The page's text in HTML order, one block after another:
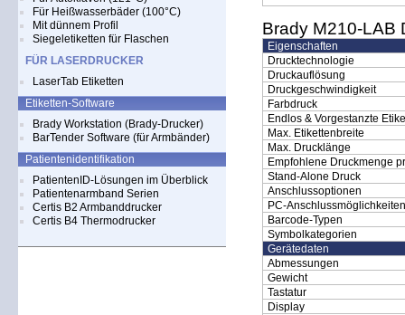
Für Heißwasserbäder (100°C)
Mit dünnem Profil
Siegeletiketten für Flaschen
FÜR LASERDRUCKER
LaserTab Etiketten
Etiketten-Software
Brady Workstation (Brady-Drucker)
BarTender Software (für Armbänder)
Patientenidentifikation
PatientenID-Lösungen im Überblick
Patientenarmband Serien
Certis B2 Armbanddrucker
Certis B4 Thermodrucker
Brady M210-LAB
Eigenschaften
Drucktechnologie
Druckauflösung
Druckgeschwindigkeit
Farbdruck
Endlos & Vorgestanzte
Max. Etikettenbreite
Max. Drucklänge
Empfohlene Druckmenge
Stand-Alone Druck
Anschlussoptionen
PC-Anschlussmöglichkeiten
Barcode-Typen
Symbolkategorien
Gerätedaten
Abmessungen
Gewicht
Tastatur
Display